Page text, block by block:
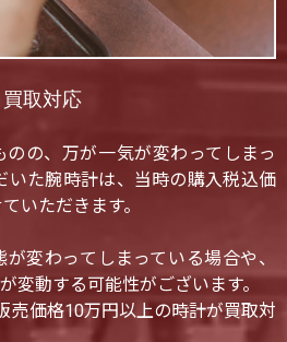
買取対応
の、万が一気が変わってしまっ
いた腕時計は、当時の購入税込価
いただきます。
変わってしまっている場合や、
変動する可能性がございます。
価格10万円以上の時計が買取対